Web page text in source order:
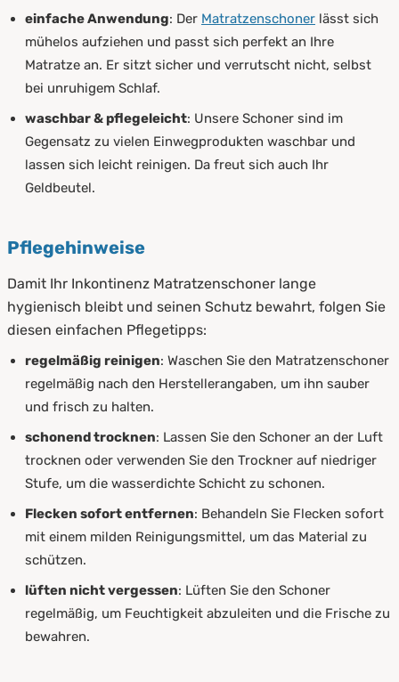
einfache Anwendung: Der Matratzenschoner lässt sich
mühelos aufziehen und passt sich perfekt an Ihre
Matratze an. Er sitzt sicher und verrutscht nicht, selbst
bei unruhigem Schlaf.
waschbar & pflegeleicht: Unsere Schoner sind im
Gegensatz zu vielen Einwegprodukten waschbar und
lassen sich leicht reinigen. Da freut sich auch Ihr
Geldbeutel.
Pflegehinweise
Damit Ihr Inkontinenz Matratzenschoner lange
hygienisch bleibt und seinen Schutz bewahrt, folgen Sie
diesen einfachen Pflegetipps:
regelmäßig reinigen: Waschen Sie den Matratzenschoner
regelmäßig nach den Herstellerangaben, um ihn sauber
und frisch zu halten.
schonend trocknen: Lassen Sie den Schoner an der Luft
trocknen oder verwenden Sie den Trockner auf niedriger
Stufe, um die wasserdichte Schicht zu schonen.
Flecken sofort entfernen: Behandeln Sie Flecken sofort
mit einem milden Reinigungsmittel, um das Material zu
schützen.
lüften nicht vergessen: Lüften Sie den Schoner
regelmäßig, um Feuchtigkeit abzuleiten und die Frische zu
bewahren.